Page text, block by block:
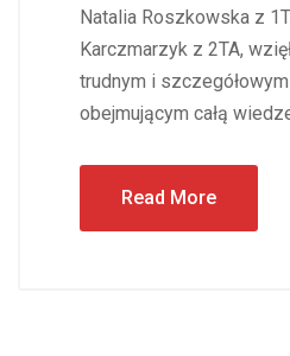
Natalia Roszkowska z
Karczmarzyk z 2TA,
trudnym i
obejmującym całą
Read More